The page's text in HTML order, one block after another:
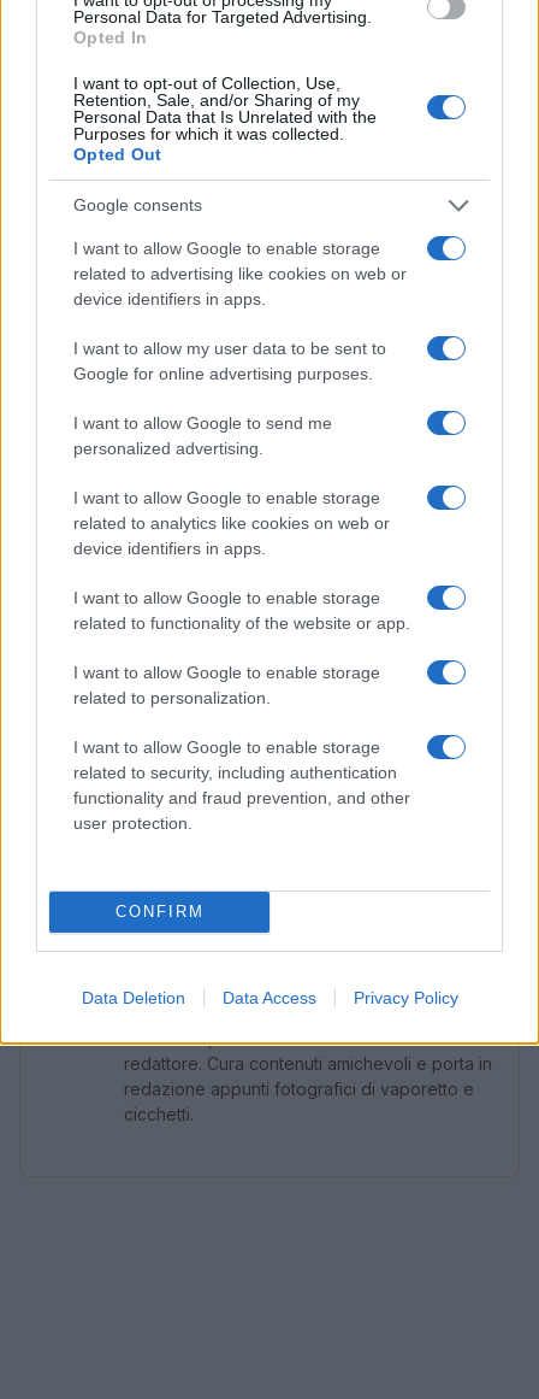
Personal Data for Targeted Advertising.
Opted In
I want to opt-out of Collection, Use,
Retention, Sale, and/or Sharing of my
Personal Data that Is Unrelated with the
Purposes for which it was collected.
Opted Out
Google consents
I want to allow Google to enable storage
related to advertising like cookies on web or
device identifiers in apps.
I want to allow my user data to be sent to
Google for online advertising purposes.
I want to allow Google to send me
personalized advertising.
I want to allow Google to enable storage
related to analytics like cookies on web or
device identifiers in apps.
I want to allow Google to enable storage
related to functionality of the website or app.
I want to allow Google to enable storage
related to personalization.
I want to allow Google to enable storage
related to security, including authentication
functionality and fraud prevention, and other
user protection.
CONFIRM
Data Deletion Data Access Privacy Policy
principale.
Un’altra eccezione riguarda le edizioni “factory
outlet” con packaging semplificato o accessori
ridotti, dove il valore è concentrato nel capo e
meno nella presentazione. Qui la valutazione deve
basarsi su materiali, costruzione e funzione, non
sulla confezione. Chiarire per iscritto le condizioni
di reso e assistenza evita incomprensioni,
dichiarate in scheda o in etichetta.
Sintesi operativa e criteri di scelta
Distinguere stock
permette di allineare aspettative e prezzo, mentre
la lettura attenta di cartellini e codici fornisce
conferme sull’origine e sulla qualità. La verifica
preventiva di resi e garanzie tutela l’acquirente in
ogni canale. Applicando una lista di controllo
semplice—codici coerenti, materiali adeguati,
finiture corrette, condizioni di recesso chiare—
l’outlet diventa un ecosistema trasparente, dove il
risparmio non sacrifica il valore e ogni affare è
davvero consapevole.
AUTORE
Cristian Castiglioni
blogger dopo aver postato una guida sui
bacari e ricevuto centinaia di messaggi: quella
reazione spinse la sua trasformazione in
redattore. Cura contenuti amichevoli e porta in
redazione appunti fotografici di vaporetto e
cicchetti.